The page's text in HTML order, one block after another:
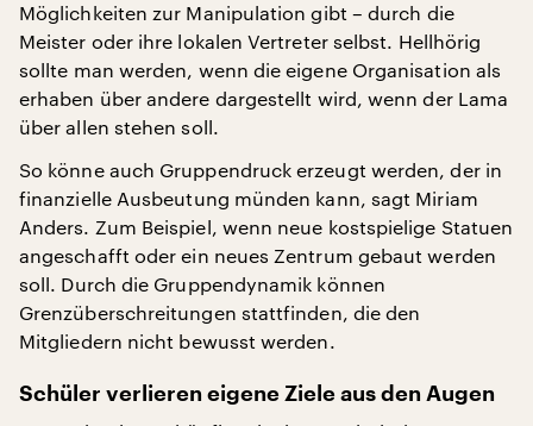
Möglichkeiten zur Manipulation gibt – durch die
Meister oder ihre lokalen Vertreter selbst. Hellhörig
sollte man werden, wenn die eigene Organisation als
erhaben über andere dargestellt wird, wenn der Lama
über allen stehen soll.
So könne auch Gruppendruck erzeugt werden, der in
finanzielle Ausbeutung münden kann, sagt Miriam
Anders. Zum Beispiel, wenn neue kostspielige Statuen
angeschafft oder ein neues Zentrum gebaut werden
soll. Durch die Gruppendynamik können
Grenzüberschreitungen stattfinden, die den
Mitgliedern nicht bewusst werden.
Schüler verlieren eigene Ziele aus den Augen